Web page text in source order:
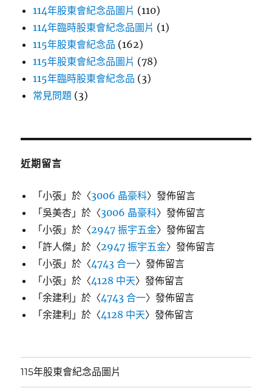
114年股東會紀念品圖片 (110)
114年臨時股東會紀念品圖片 (1)
115年股東會紀念品 (162)
115年股東會紀念品圖片 (78)
115年臨時股東會紀念品 (3)
常見問題 (3)
近期留言
「小張 」於〈3006 晶豪科〉發佈留言
「吳美杏 」於〈3006 晶豪科〉發佈留言
「小張 」於〈2947 振宇五金〉發佈留言
「許人傑 」於〈2947 振宇五金〉發佈留言
「小張 」於〈4743 合一〉發佈留言
「小張 」於〈4128 中天〉發佈留言
「余建利 」於〈4743 合一〉發佈留言
「余建利 」於〈4128 中天〉發佈留言
115年股東會紀念品圖片